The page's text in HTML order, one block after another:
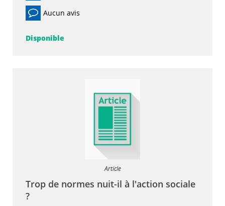
Aucun avis
Disponible
Article
Trop de normes nuit-il à l'action sociale
?